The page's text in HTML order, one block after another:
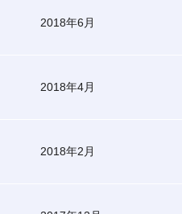
2018年6月
2018年4月
2018年2月